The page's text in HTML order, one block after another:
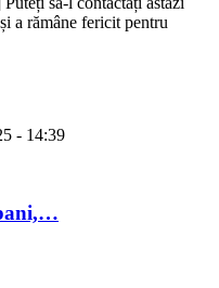
a rămâne fericit pentru
- 14:39